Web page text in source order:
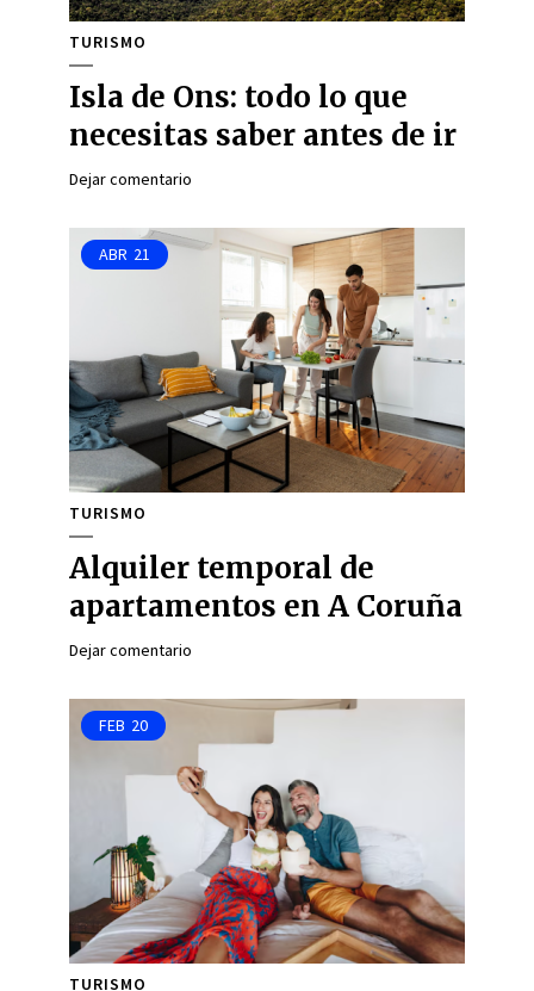
TURISMO
Isla de Ons: todo lo que
necesitas saber antes de ir
Dejar comentario
ABR 21
TURISMO
Alquiler temporal de
apartamentos en A Coruña
Dejar comentario
FEB 20
TURISMO